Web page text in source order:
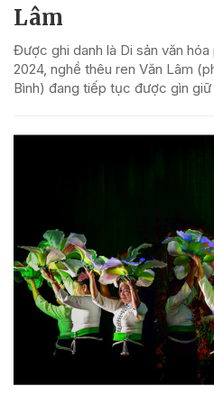
Lâm
Được ghi danh là Di sản văn
2024, nghề thêu ren Văn Lâm
Bình) đang tiếp tục được gìn